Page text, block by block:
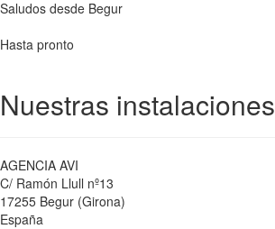
Saludos desde Begur
Hasta pronto
Nuestras instalaciones
AGENCIA AVI
C/ Ramón Llull nº13
17255 Begur (Girona)
España